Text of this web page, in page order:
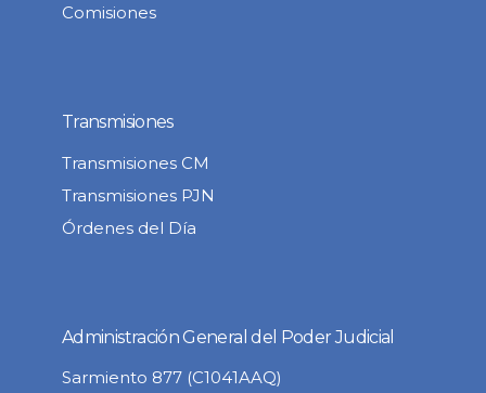
Comisiones
Transmisiones
Transmisiones CM
Transmisiones PJN
Órdenes del Día
Administración General del Poder Judicial
Sarmiento 877 (C1041AAQ)